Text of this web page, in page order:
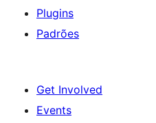
Plugins
Padrões
Get Involved
Events